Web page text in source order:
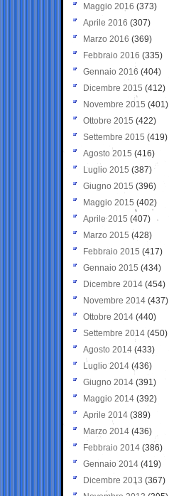
Maggio 2016 (373)
Aprile 2016 (307)
Marzo 2016 (369)
Febbraio 2016 (335)
Gennaio 2016 (404)
Dicembre 2015 (412)
Novembre 2015 (401)
Ottobre 2015 (422)
Settembre 2015 (419)
Agosto 2015 (416)
Luglio 2015 (387)
Giugno 2015 (396)
Maggio 2015 (402)
Aprile 2015 (407)
Marzo 2015 (428)
Febbraio 2015 (417)
Gennaio 2015 (434)
Dicembre 2014 (454)
Novembre 2014 (437)
Ottobre 2014 (440)
Settembre 2014 (450)
Agosto 2014 (433)
Luglio 2014 (436)
Giugno 2014 (391)
Maggio 2014 (392)
Aprile 2014 (389)
Marzo 2014 (436)
Febbraio 2014 (386)
Gennaio 2014 (419)
Dicembre 2013 (367)